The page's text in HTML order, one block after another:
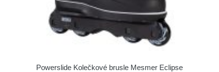
Powerslide Kolečkové brusle Mesmer Eclipse